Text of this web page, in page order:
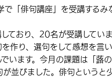
「俳句講座」を受講するみ
ており、20名が受講してい
作り、選句をして感想を言
います。今月の課題は「蕗
並びました。俳句というと